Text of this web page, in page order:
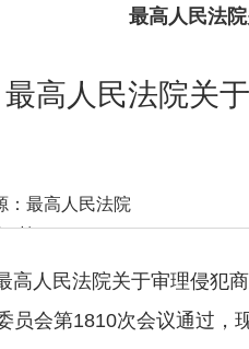
最高人民法
最高人民法院关
：最高人民法院
时间：2020-09-11 20:08:01
打印本页
人民法院关于审理侵犯商
员会第1810次会议通过，